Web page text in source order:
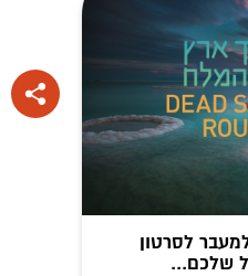
לסרטון
שלכם...